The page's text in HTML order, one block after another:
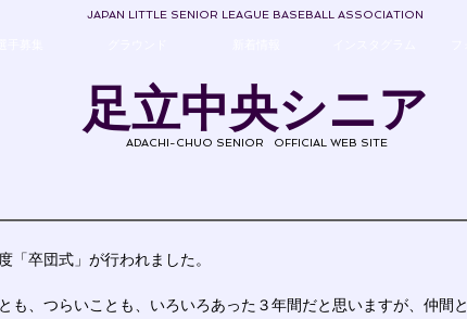
JAPAN LITTLE SENIOR LEAGUE BASEBALL ASSOCIATION
足立中央シニア
ADACHI-CHUO SENIOR
OFFICIAL WEB SITE
「卒団式」が行われました。
も、つらいことも、いろいろあった３年間だと思いますが、仲間と